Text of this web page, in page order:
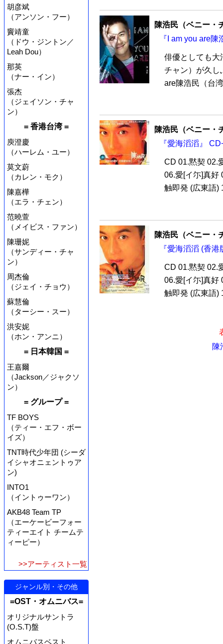
胡彦斌
（アンソン・フー）
竇靖童
（ドウ・ジントン／
Leah Dou）
那英
（ナー・イン）
張杰
（ジェイソン・チャ
ン）
= 香港台湾 =
庾澄慶
（ハーレム・ユー）
莫文蔚
（カレン・モク）
陳嘉樺
（エラ・チェン）
范曉萱
（メイビス・ファン）
陳珊妮
（サンディー・チャ
ン）
周杰倫
（ジェイ・チョウ）
蘇慧倫
（ターシー・スー）
洪安妮
（ホン・アンニ）
= 日本韓国 =
王嘉爾
（Jackson／ジャクソ
ン）
= グループ =
TF BOYS
（ティー・エフ・ボー
イズ）
TNT時代少年団 (シーダ
イシャオニェントゥア
ン)
INTO1
（イントゥーワン）
AKB48 Team TP
（エーケービーフォー
ティーエイト チームテ
ィーピー）
>>アーティスト一覧
ジャンル別・その他
=OST・オムニバス=
オリジナルサントラ
(O.S.T)盤
オムニバスベスト
陳浩民（ベニー・
『I am you are
俳優としても大
チャン）が久し
are陳浩民（台
陳浩民（ベニー・
『愛海滔滔』
CD 01.黙契 02.
06.愛[イ尓]真好
触即発 (広東語)
陳浩民（ベニー・
『愛海滔滔 (香
CD 01.黙契 02.
06.愛[イ尓]真好
触即発 (広東語)
陳